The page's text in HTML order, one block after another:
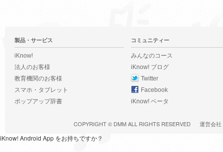
製品・サービス
iKnow!
法人のお客様
教育機関のお客様
スマホ・タブレット
ポップアップ辞書
コミュニティー
みんなのコース
iKnow! ブログ
Twitter
Facebook
iKnow! ベータ
COPYRIGHT © DMMALL RIGHTS RESERVED 運営会社
iKnow! Android App をお持ちですか？